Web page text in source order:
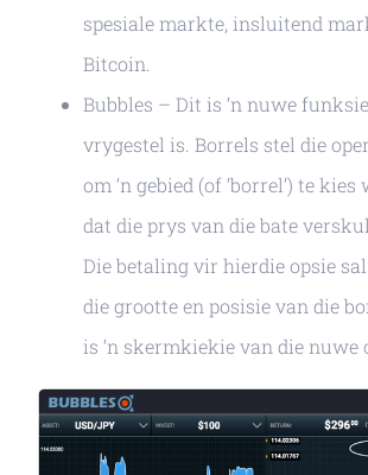
spesiale markte, insluitend
Bitcoin.
Bubbles – Dit is ‘n nuwe
vrygestel is. Borrels stel die
om ‘n gebied (of ‘borrel’) te
dat die prys van die bate
Die betaling vir hierdie opsie
die grootte en posisie van die
is ‘n skermkiekie van die nuwe